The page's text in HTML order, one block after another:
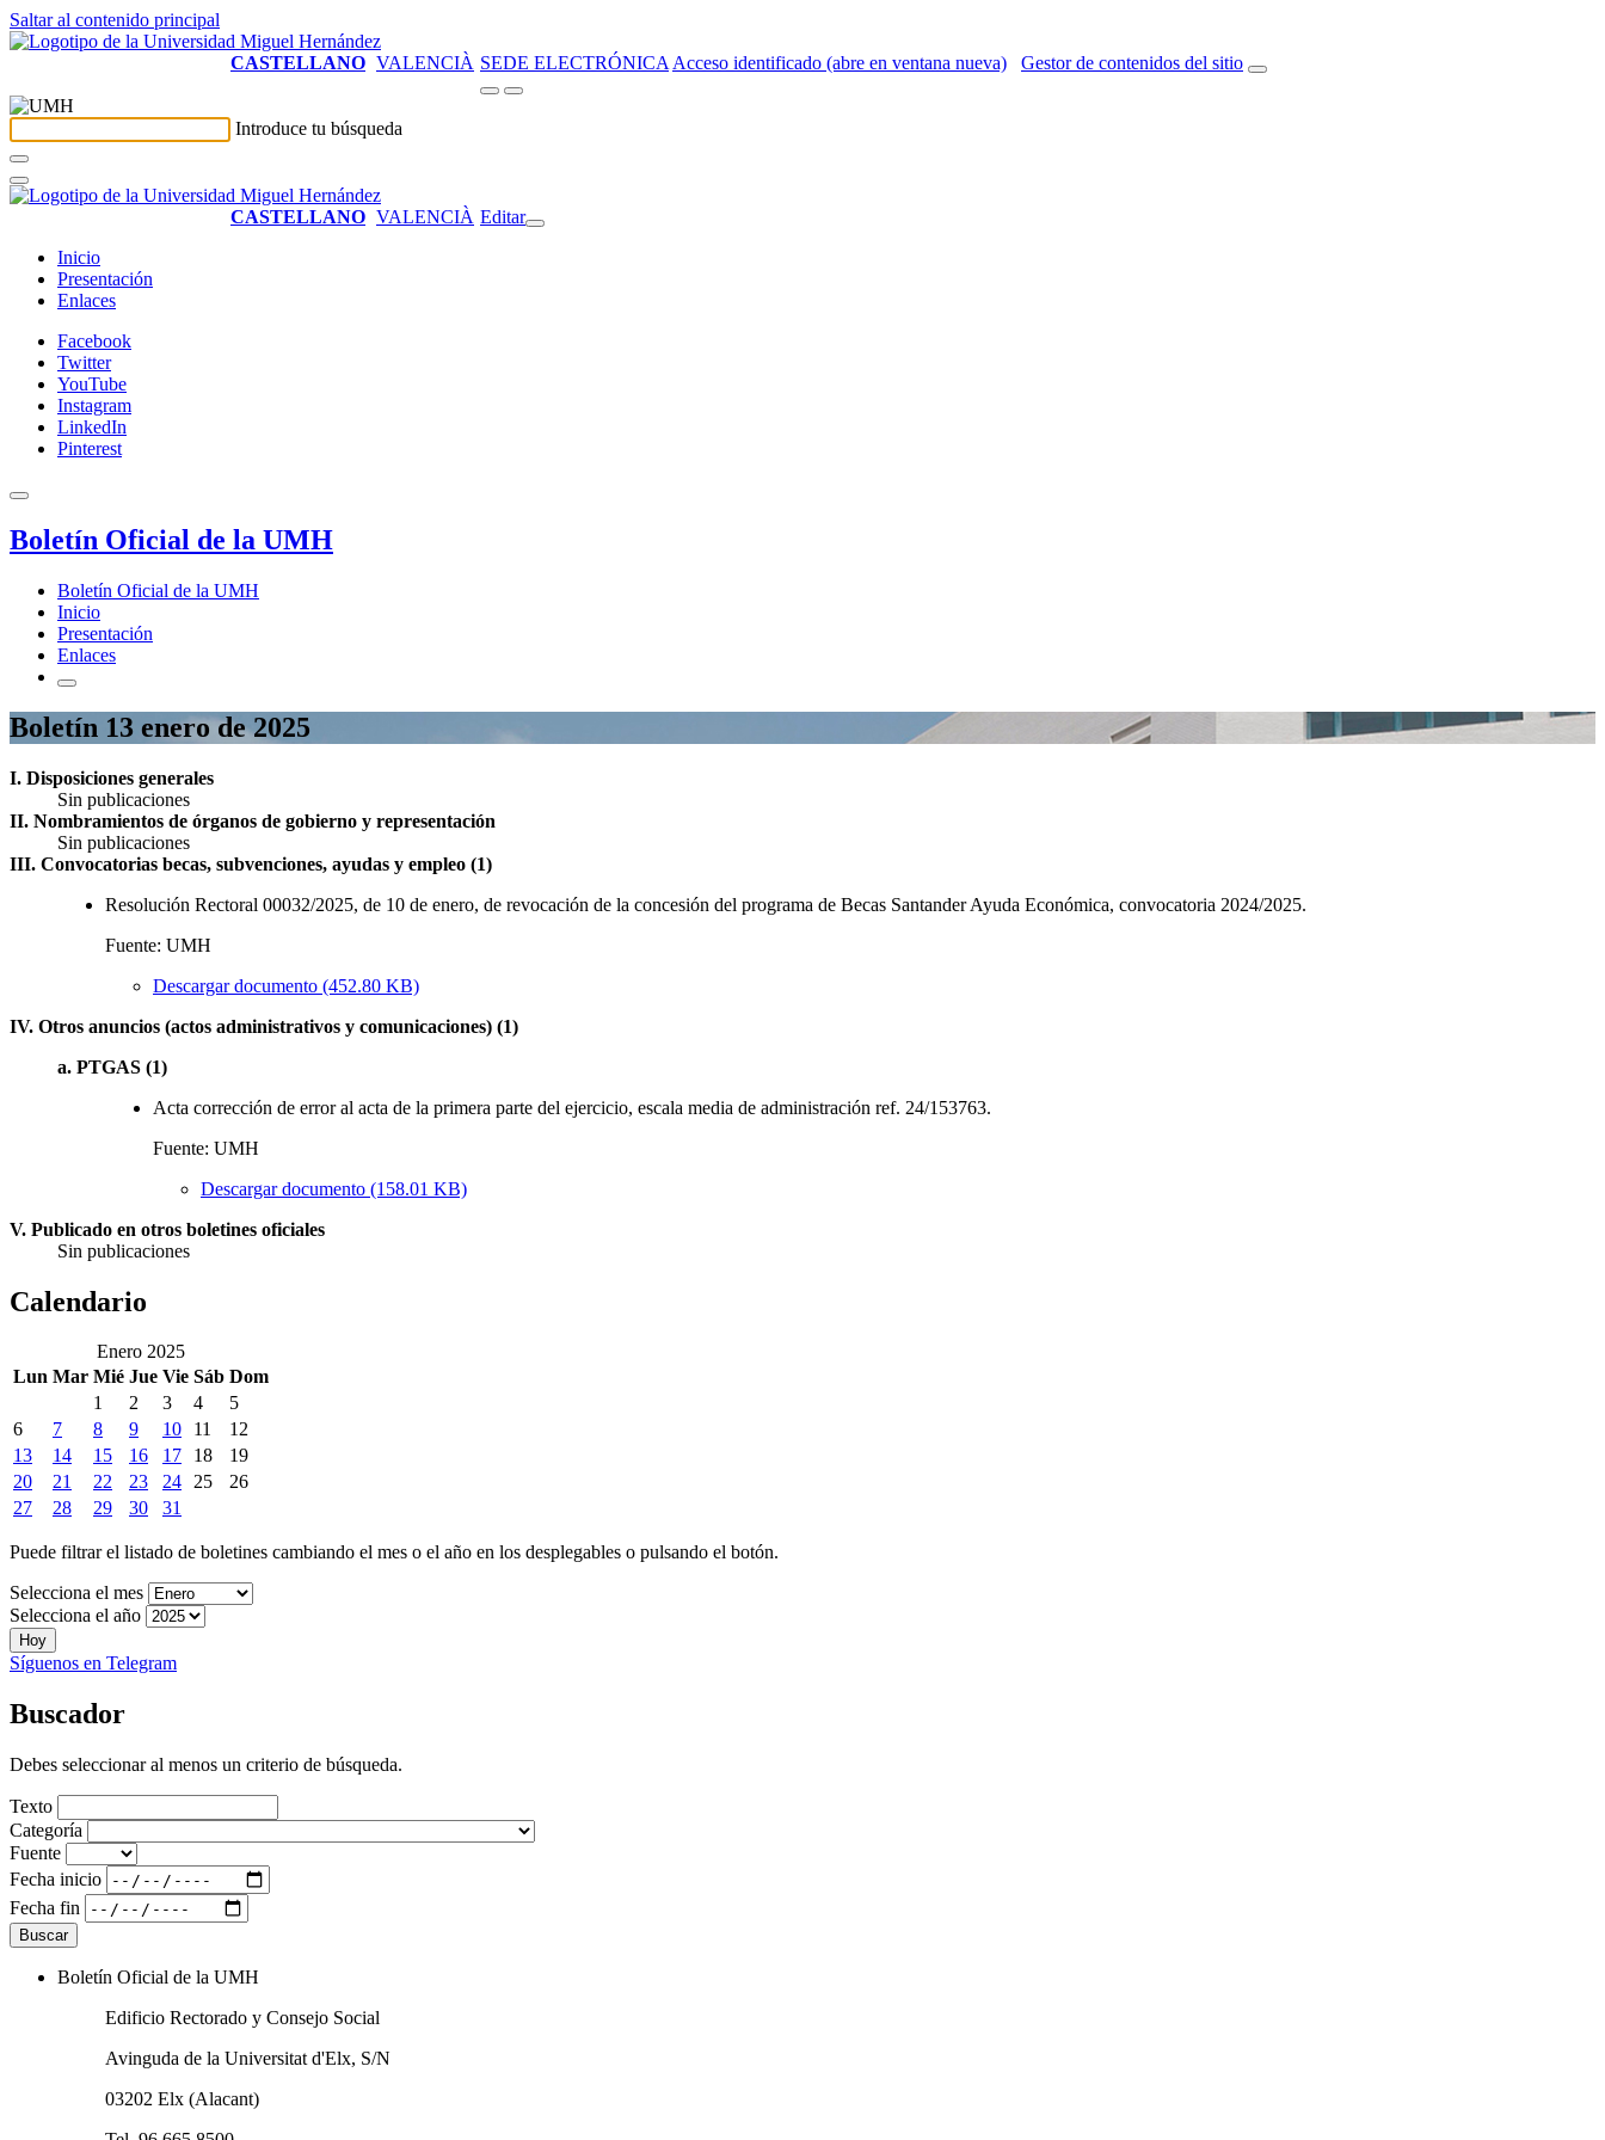
Saltar al contenido principal
CASTELLANO VALENCIÀ SEDE ELECTRÓNICA Acceso identificado (abre en ventana nueva) Gestor de contenidos del sitio
Introduce tu búsqueda
CASTELLANO VALENCIÀ Editar
Inicio
Presentación
Enlaces
Facebook
Twitter
YouTube
Instagram
LinkedIn
Pinterest
Boletín Oficial de la UMH
Boletín Oficial de la UMH
Inicio
Presentación
Enlaces
Boletín 13 enero de 2025
I. Disposiciones generales
Sin publicaciones
II. Nombramientos de órganos de gobierno y representación
Sin publicaciones
III. Convocatorias becas, subvenciones, ayudas y empleo (1)
Resolución Rectoral 00032/2025, de 10 de enero, de revocación de la concesión del programa de Becas Santander Ayuda Económica, convocatoria 2024/2025.
Fuente: UMH
Descargar documento (452.80 KB)
IV. Otros anuncios (actos administrativos y comunicaciones) (1)
a. PTGAS (1)
Acta corrección de error al acta de la primera parte del ejercicio, escala media de administración ref. 24/153763.
Fuente: UMH
Descargar documento (158.01 KB)
V. Publicado en otros boletines oficiales
Sin publicaciones
Calendario
Enero 2025
Lun Mar Mié Jue Vie Sáb Dom
1
2 3 4
5
6
7 8 9 10 11
12
13
14 15 16 17 18
19
20
21 22 23 24 25
26
27
28 29 30 31
Puede filtrar el listado de boletines cambiando el mes o el año en los desplegables o pulsando el botón.
Selecciona el mes
Selecciona el año
Hoy
Síguenos en Telegram
Buscador
Debes seleccionar al menos un criterio de búsqueda.
Texto
Categoría
Fuente
Fecha inicio
Fecha fin
Boletín Oficial de la UMH
Edificio Rectorado y Consejo Social
Avinguda de la Universitat d'Elx, S/N
03202 Elx (Alacant)